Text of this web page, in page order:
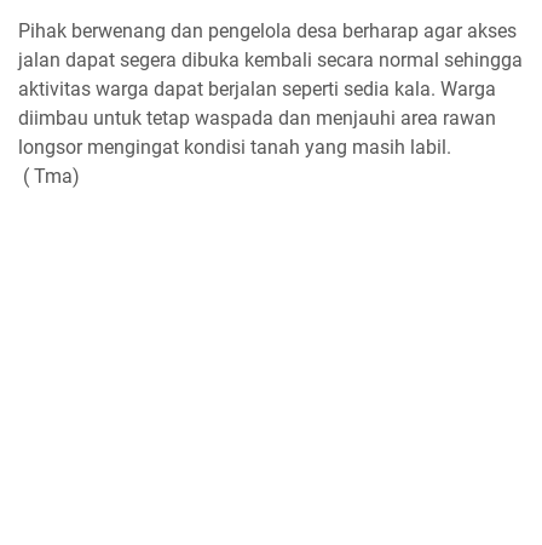
Pihak berwenang dan pengelola desa berharap agar akses
jalan dapat segera dibuka kembali secara normal sehingga
aktivitas warga dapat berjalan seperti sedia kala. Warga
diimbau untuk tetap waspada dan menjauhi area rawan
longsor mengingat kondisi tanah yang masih labil.
( Tma)